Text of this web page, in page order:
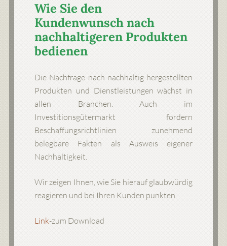
Wie Sie den
Kundenwunsch nach
nachhaltigeren Produkten
bedienen
Die Nachfrage nach nachhaltig hergestellten
Produkten und Dienstleistungen wächst in
allen Branchen. Auch im
Investitionsgütermarkt fordern
Beschaffungsrichtlinien zunehmend
belegbare Fakten als Ausweis eigener
Nachhaltigkeit.
Wir zeigen Ihnen, wie Sie hierauf glaubwürdig
reagieren und bei Ihren Kunden punkten.
Link-zum Download